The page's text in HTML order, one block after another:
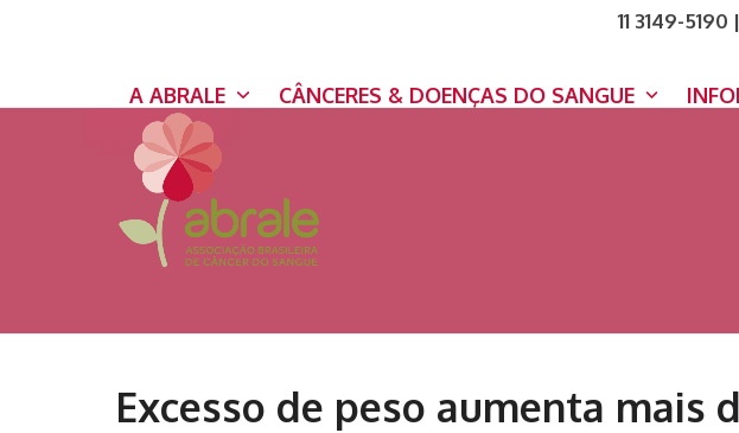
11 3149-
A ABRALE CÂNCERES & DOENÇAS DO SANGUE
Excesso de peso aumenta mais